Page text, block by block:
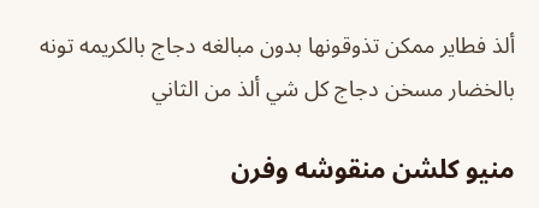
ألذ فطاير ممكن تذوقونها بدون مبالغه دجاج بالكريمه تونه
بالخضار مسخن دجاج كل شي ألذ من الثاني
منيو كلشن منقوشه وفرن